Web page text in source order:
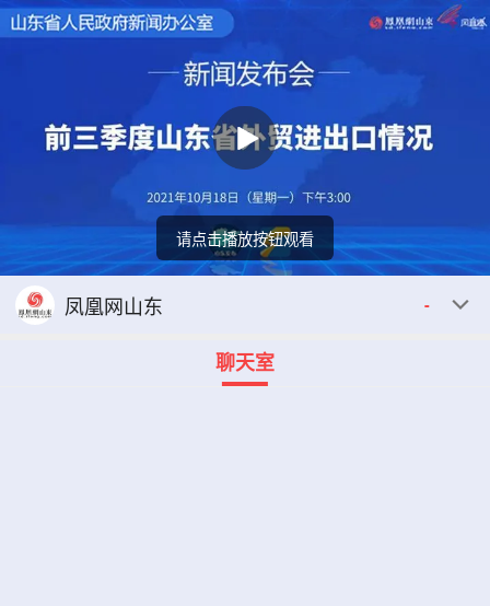
请点击播放按钮观看
回顾 00:00
凤凰网山东 -
聊天室